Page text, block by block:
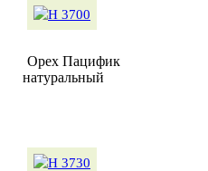
Орех Пацифик
натуральный